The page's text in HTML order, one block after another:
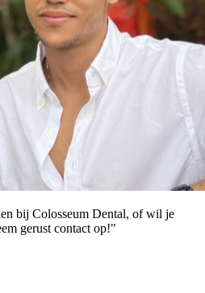
bij Colosseum Dental, of wil je
gerust contact op!"